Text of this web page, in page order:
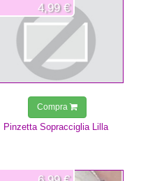
Pinzetta Sopracciglia Lilla
4,99 €
Compra